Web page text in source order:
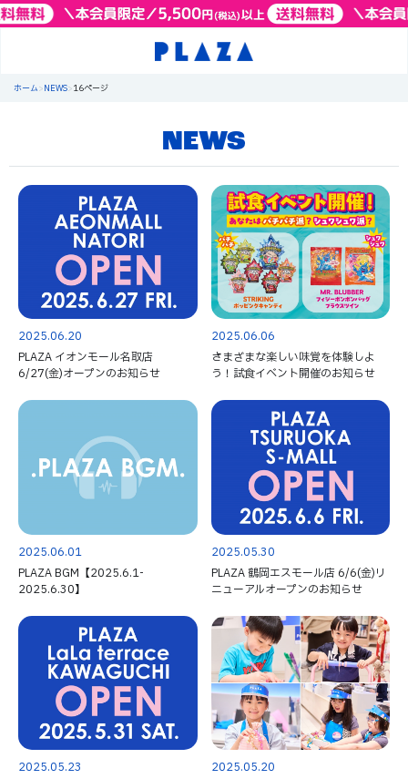
ホーム>NEWS>16ページ
NEWS
2025.06.20
PLAZA イオンモール名取店
6/27(金)オープンのお知らせ
2025.06.06
さまざまな楽しい味覚を体験しよ
う！試食イベント開催のお知らせ
2025.06.01
PLAZA BGM【2025.6.1-
2025.6.30】
2025.05.30
PLAZA 鶴岡エスモール店 6/6(金)リ
ニューアルオープンのお知らせ
2025.05.23
2025.05.20